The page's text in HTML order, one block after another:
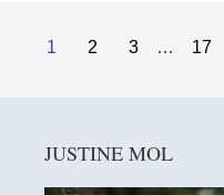
Pagina
1 Pagina
2 Pagina
3
Interim
… 17
Sidebar
JUSTINE MOL